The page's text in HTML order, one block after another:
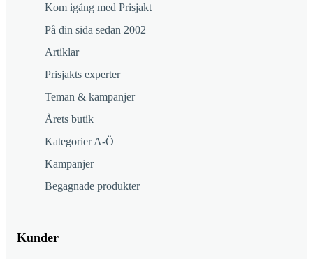
Kom igång med Prisjakt
På din sida sedan 2002
Artiklar
Prisjakts experter
Teman & kampanjer
Årets butik
Kategorier A-Ö
Kampanjer
Begagnade produkter
Kunder